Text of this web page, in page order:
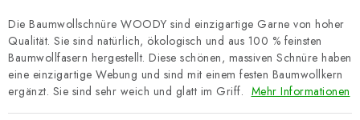
Die Baumwollschnüre WOODY sind einzigartige Garne von hoher
Qualität. Sie sind natürlich, ökologisch und aus 100 % feinsten
Baumwollfasern hergestellt. Diese schönen, massiven Schnüre haben
eine einzigartige Webung und sind mit einem festen Baumwollkern
ergänzt. Sie sind sehr weich und glatt im Griff. Mehr Informationen